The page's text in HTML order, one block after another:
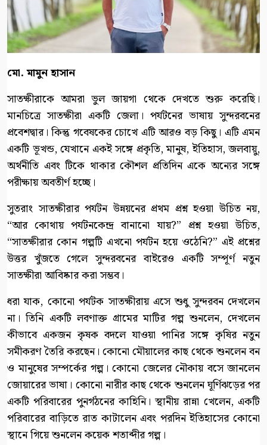
মো. মামুন হাসান
সাতক্ষীরাকে আমরা ভুল জায়গা থেকে দেখতে শুরু করেছি।
মানচিত্রে সাতক্ষীরা একটি জেলা। পর্যটনের ভাষায় সুন্দরবনের
প্রবেশদ্বার। কিন্তু গবেষকের চোখে এটি আরও বড় কিছু। এটি এমন
একটি ভূখন্ড, যেখানে একই সঙ্গে প্রকৃতি, মানুষ, ইতিহাস, জলবায়ু,
অর্থনীতি এবং টিকে থাকার কৌশল প্রতিদিন একে অন্যের সঙ্গে
পরীক্ষায় অবতীর্ণ হচ্ছে।
সুতরাং সাতক্ষীরার পর্যটন উন্নয়নের প্রথম প্রশ্ন হওয়া উচিত নয়,
“আর কোথায় পর্যটনকেন্দ্র বানানো যায়?” প্রশ্ন হওয়া উচিত,
“সাতক্ষীরার কোন গল্পটি এখনো পর্যটন হয়ে ওঠেনি?” এই প্রশ্নের
উত্তর খুঁজতে গেলে সুন্দরবনের বাইরেও একটি সম্পূর্ণ নতুন
সাতক্ষীরা আবিষ্কার করা সম্ভব।
ধরা যাক, কোনো পর্যটক সাতক্ষীরায় এসে শুধু সুন্দরবন দেখলেন
না। তিনি একটি লবণাক্ত গ্রামের মাটির গল্প শুনলেন, দেখলেন
কীভাবে একজন কৃষক বদলে যাওয়া পানির সঙ্গে কৃষির নতুন
সমীকরণ তৈরি করছেন। কোনো মৌয়ালের কাছ থেকে শুনলেন বন
ও মানুষের সম্পর্কের গল্প। কোনো জেলের নৌকায় বসে জানলেন
জোয়ারের ভাষা। কোনো নারীর কাছ থেকে শুনলেন ঘূর্ণিঝড়ের পর
একটি পরিবারের পুনর্গঠনের কাহিনি। স্থানীয় রান্না খেলেন, একটি
পরিবারের বাড়িতে রাত কাটালেন এবং পরদিন ইতিহাসের কোনো
স্থানে গিয়ে শুনলেন কয়েক শতাব্দীর গল্প।